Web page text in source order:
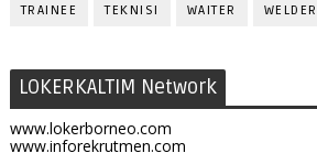
TRAINEE TEKNISI WAITER WELDER
LOKERKALTIM Network
www.lokerborneo.com
www.inforekrutmen.com